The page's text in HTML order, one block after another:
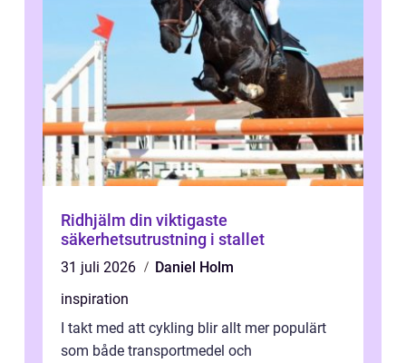
Ridhjälm din viktigaste
säkerhetsutrustning i stallet
31 juli 2026
Daniel Holm
inspiration
I takt med att cykling blir allt mer populärt
som både transportmedel och